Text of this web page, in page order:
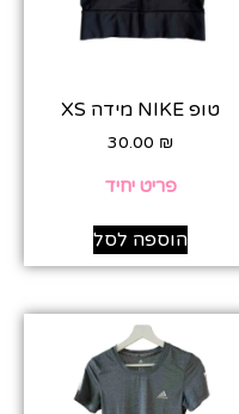
טופ NIKE מידה XS
30.00 ₪
פריט יחיד
הוספה לסל